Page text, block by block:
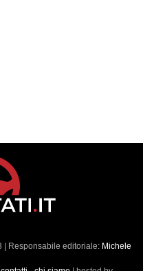
| Responsabile editoriale: Michele